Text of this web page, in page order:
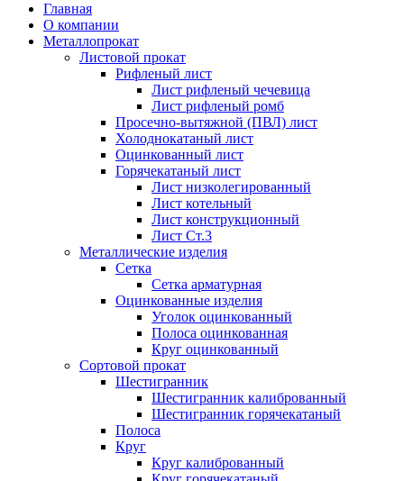
Главная
О компании
Металлопрокат
Листовой прокат
Рифленый лист
Лист рифленый чечевица
Лист рифленый ромб
Просечно-вытяжной (ПВЛ) лист
Холоднокатаный лист
Оцинкованный лист
Горячекатаный лист
Лист низколегированный
Лист котельный
Лист конструкционный
Лист Ст.3
Металлические изделия
Сетка
Сетка арматурная
Оцинкованные изделия
Уголок оцинкованный
Полоса оцинкованная
Круг оцинкованный
Сортовой прокат
Шестигранник
Шестигранник калиброванный
Шестигранник горячекатаный
Полоса
Круг
Круг калиброванный